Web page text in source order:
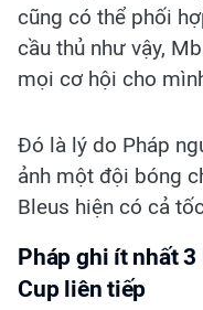
cũng có thể phối
cầu thủ như vậy,
mọi cơ hội cho
Đó là lý do Pháp
ảnh một đội bóng
Bleus hiện có cả
Pháp ghi ít nhất
Cup liên tiếp